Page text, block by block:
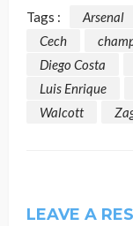
Tags : Arsenal
Cech
Diego Costa
Luis Enrique
Walcott
LEAVE A